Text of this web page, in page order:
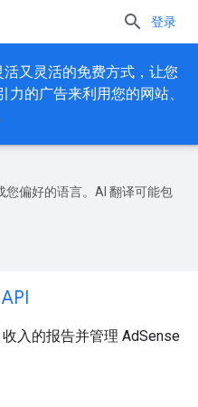
登录
又灵活的免费方式，让您
的广告来利用您的网站、
您偏好的语言。AI 翻译可能包
入的报告并管理 AdSense